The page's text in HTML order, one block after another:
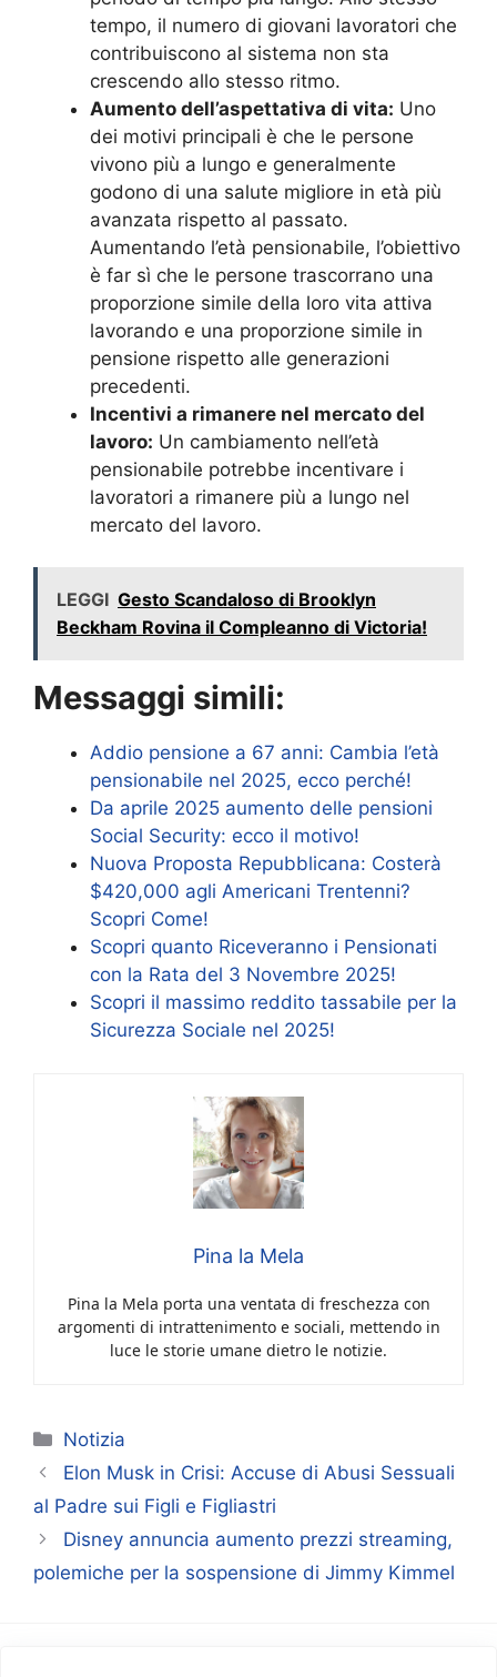
tempo, il numero di giovani lavoratori che
contribuiscono al sistema non sta
crescendo allo stesso ritmo.
Aumento dell’aspettativa di vita: Uno
dei motivi principali è che le persone
vivono più a lungo e generalmente
godono di una salute migliore in età più
avanzata rispetto al passato.
Aumentando l’età pensionabile, l’obiettivo
è far sì che le persone trascorrano una
proporzione simile della loro vita attiva
lavorando e una proporzione simile in
pensione rispetto alle generazioni
precedenti.
Incentivi a rimanere nel mercato del
lavoro: Un cambiamento nell’età
pensionabile potrebbe incentivare i
lavoratori a rimanere più a lungo nel
mercato del lavoro.
LEGGI Gesto Scandaloso di Brooklyn
Beckham Rovina il Compleanno di Victoria!
Messaggi simili:
Addio pensione a 67 anni: Cambia l’età
pensionabile nel 2025, ecco perché!
Da aprile 2025 aumento delle pensioni
Social Security: ecco il motivo!
Nuova Proposta Repubblicana: Costerà
$420,000 agli Americani Trentenni?
Scopri Come!
Scopri quanto Riceveranno i Pensionati
con la Rata del 3 Novembre 2025!
Scopri il massimo reddito tassabile per la
Sicurezza Sociale nel 2025!
Pina la Mela
Pina la Mela porta una ventata di freschezza con
argomenti di intrattenimento e sociali, mettendo in
luce le storie umane dietro le notizie.
Categorie
Notizia
Elon Musk in Crisi: Accuse di Abusi Sessuali
al Padre sui Figli e Figliastri
Disney annuncia aumento prezzi streaming,
polemiche per la sospensione di Jimmy Kimmel